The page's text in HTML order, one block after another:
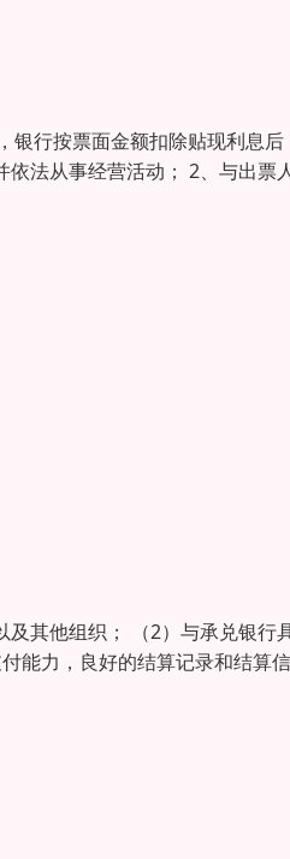
行按票面金额扣除贴现利息
法从事经营活动； 2、与出票
其他组织； （2）与承兑银行
能力，良好的结算记录和结算